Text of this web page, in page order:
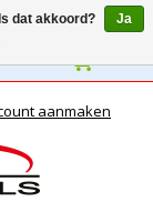
aanmaken
dat akkoord?
Ja